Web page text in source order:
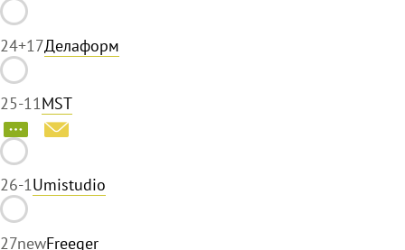
24+17Делаформ
25-11MST
26-1Umistudio
27newFreeger